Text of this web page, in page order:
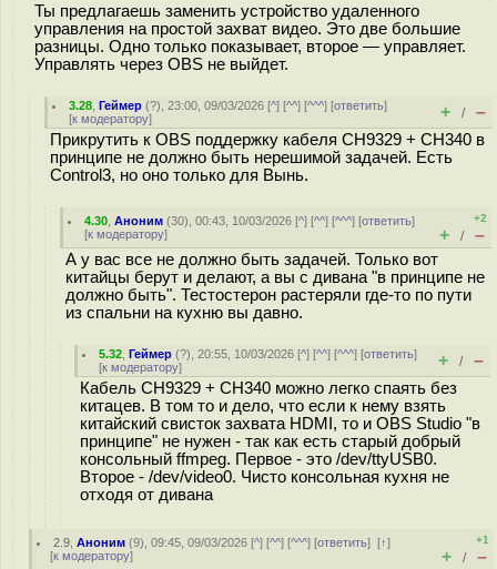
Ты предлагаешь заменить устройство удаленного
управления на простой захват видео. Это две большие
разницы. Одно только показывает, второе — управляет.
Управлять через OBS не выйдет.
3.28 ,Геймер (?), 23:00, 09/03/2026 [^] [^^] [^^^] [ответить]
[к модератору] + / –
Прикрутить к OBS поддержку кабеля CH9329 + CH340 в
принципе не должно быть нерешимой задачей. Есть
Control3, но оно только для Вынь.
4.30 ,Аноним (30), 00:43, 10/03/2026 [^] [^^] [^^^] [ответить]
[к модератору]
+2
+ / –
А у вас все не должно быть задачей. Только вот
китайцы берут и делают, а вы с дивана "в принципе не
должно быть". Тестостерон растеряли где-то по пути
из спальни на кухню вы давно.
5.32 ,Геймер (?), 20:55, 10/03/2026 [^] [^^] [^^^] [ответить]
[к модератору] + / –
Кабель CH9329 + CH340 можно легко спаять без
китацев. В том то и дело, что если к нему взять
китайский свисток захвата HDMI, то и OBS Studio "в
принципе" не нужен - так как есть старый добрый
консольный ffmpeg. Первое - это /dev/ttyUSB0.
Второе - /dev/video0. Чисто консольная кухня не
отходя от дивана
2.9 ,Аноним (9), 09:45, 09/03/2026 [^] [^^] [^^^] [ответить][↑]
[к модератору]
+1
+ / –